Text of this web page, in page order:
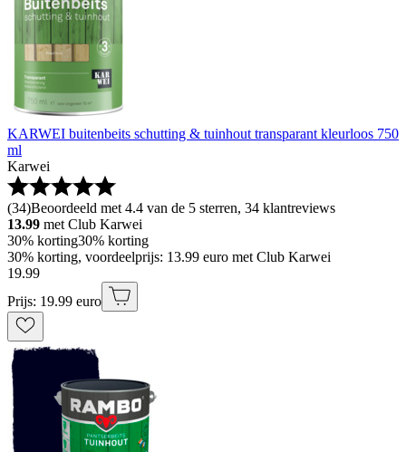
KARWEI buitenbeits schutting & tuinhout transparant kleurloos 750
ml
Karwei
(34)Beoordeeld met 4.4 van de 5 sterren, 34 klantreviews
13.99 met Club Karwei
30% korting30% korting
30% korting, voordeelprijs: 13.99 euro met Club Karwei
19.99
Prijs: 19.99 euro